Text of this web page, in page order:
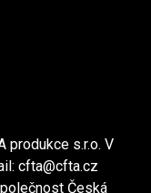
produkce s.r.o. V
cfta@cfta.cz
Česká